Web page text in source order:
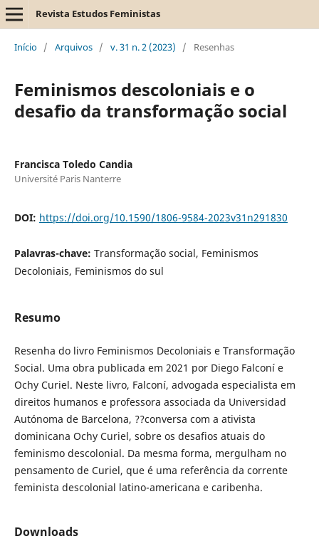
Revista Estudos Feministas
Início / Arquivos / v. 31 n. 2 (2023) / Resenhas
Feminismos descoloniais e o
desafio da transformação social
Francisca Toledo Candia
Université Paris Nanterre
DOI: https://doi.org/10.1590/1806-9584-2023v31n291830
Palavras-chave: Transformação social, Feminismos
Decoloniais, Feminismos do sul
Resumo
Resenha do livro Feminismos Decoloniais e Transformação
Social. Uma obra publicada em 2021 por Diego Falconí e
Ochy Curiel. Neste livro, Falconí, advogada especialista em
direitos humanos e professora associada da Universidad
Autónoma de Barcelona, ??conversa com a ativista
dominicana Ochy Curiel, sobre os desafios atuais do
feminismo descolonial. Da mesma forma, mergulham no
pensamento de Curiel, que é uma referência da corrente
feminista descolonial latino-americana e caribenha.
Downloads